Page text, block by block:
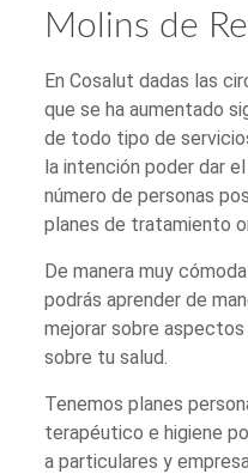
Molins de
En Cosalut dadas las
que se ha aumentado
de todo tipo de
la intención poder dar
número de personas
planes de tratamiento
De manera muy
podrás aprender de
mejorar sobre
sobre tu salud.
Tenemos planes
terapéutico e higiene
a particulares y